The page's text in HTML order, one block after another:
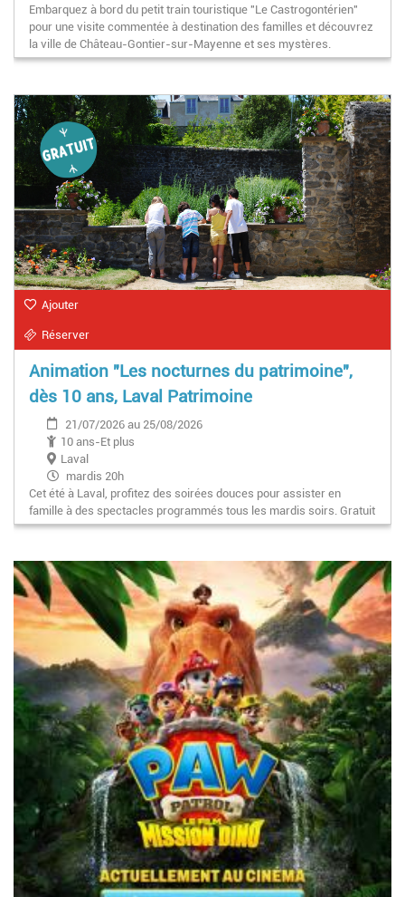
Embarquez à bord du petit train touristique "Le Castrogontérien"
pour une visite commentée à destination des familles et découvrez
la ville de Château-Gontier-sur-Mayenne et ses mystères.
Ajouter
Réserver
Animation "Les nocturnes du patrimoine",
dès 10 ans, Laval Patrimoine
21/07/2026 au 25/08/2026
10 ans-Et plus
Laval
mardis 20h
Cet été à Laval, profitez des soirées douces pour assister en
famille à des spectacles programmés tous les mardis soirs. Gratuit